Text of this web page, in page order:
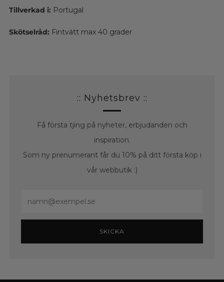
Tillverkad i: Portugal
Skötselråd: Fintvätt max 40 grader
:: Nyhetsbrev ::
Få första tjing på nyheter, erbjudanden och
inspiration.
Som ny prenumerant får du 10% på ditt första köp i
vår webbutik :)
SKICKA